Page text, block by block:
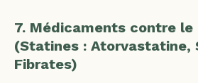
7. Médicaments contre
(Statines : Atorvastatine,
Fibrates)